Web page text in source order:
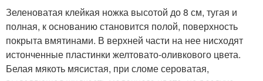
Зеленоватая клейкая ножка высотой до 8 см, тугая и
полная, к основанию становится полой, поверхность
покрыта вмятинами. В верхней части на нее нисходят
истонченные пластинки желтовато-оливкового цвета.
Белая мякоть мясистая, при сломе сероватая,